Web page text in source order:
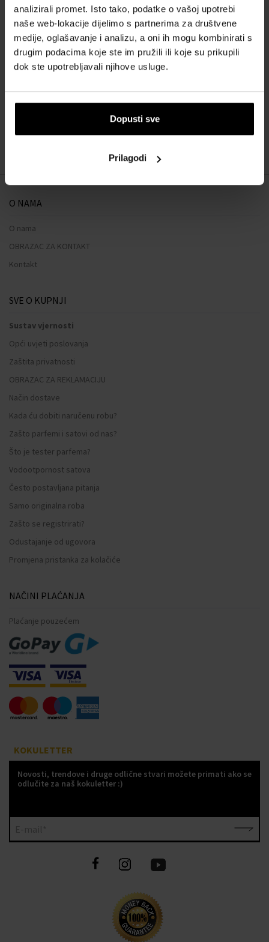
analizirali promet. Isto tako, podatke o vašoj upotrebi
naše web-lokacije dijelimo s partnerima za društvene
medije, oglašavanje i analizu, a oni ih mogu kombinirati s
drugim podacima koje ste im pružili ili koje su prikupili
dok ste upotrebljavali njihove usluge.
Dopusti sve
Prilagodi
POJEDINOSTI
O BRENDU
Naš izbor skrojen samo za vas
O NAMA
O nama
OBRAZAC ZA KONTAKT
Kontakt
SVE O KUPNJI
Sustav vjernosti
Opći uvjeti poslovanja
Zaštita privatnosti
OBRAZAC ZA REKLAMACIJU
Način dostave
Kada ću dobiti naručenu robu?
Zašto parfemi i satovi od nas?
Što je tester parfema?
Vodootpornost satova
Često postavljana pitanja
Samo originalna roba
Zašto se registrirati?
Odustajanje od ugovora
Promjena pristanka za kolačiće
NAČINI PLAĆANJA
Plaćanje pouzećem
KOKULETTER
Novosti, trendove i druge odlične stvari možete primati ako se
odlučite za naš kokuletter :)